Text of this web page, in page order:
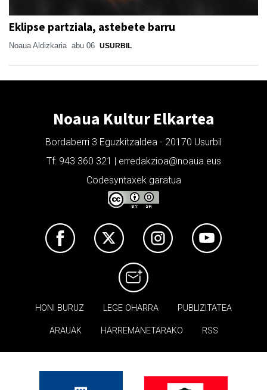
Eklipse partziala, astebete barru
Noaua Aldizkaria abu 06 USURBIL
Noaua Kultur Elkartea
Bordaberri 3 Eguzkitzaldea - 20170 Usurbil
Tf: 943 360 321 | erredakzioa@noaua.eus
Codesyntaxek garatua
HONI BURUZ LEGE OHARRA PUBLIZITATEA
ARAUAK HARREMANETARAKO RSS